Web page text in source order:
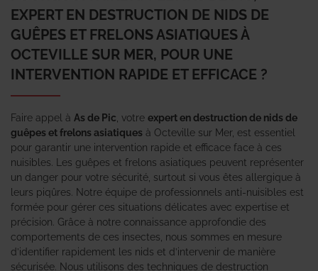
EXPERT EN DESTRUCTION DE NIDS DE
GUÊPES ET FRELONS ASIATIQUES À
OCTEVILLE SUR MER, POUR UNE
INTERVENTION RAPIDE ET EFFICACE ?
Faire appel à As de Pic , votre expert en destruction de nids de
guêpes et frelons asiatiques à Octeville sur Mer, est essentiel
pour garantir une intervention rapide et efficace face à ces
nuisibles. Les guêpes et frelons asiatiques peuvent représenter
un danger pour votre sécurité, surtout si vous êtes allergique à
leurs piqûres. Notre équipe de professionnels anti-nuisibles est
formée pour gérer ces situations délicates avec expertise et
précision. Grâce à notre connaissance approfondie des
comportements de ces insectes, nous sommes en mesure
d’identifier rapidement les nids et d’intervenir de manière
sécurisée. Nous utilisons des techniques de destruction